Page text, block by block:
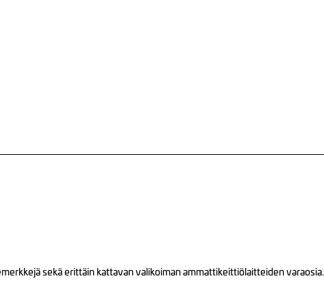
sekä erittäin kattavan valikoiman ammattikeittiölaitteiden varaosia.